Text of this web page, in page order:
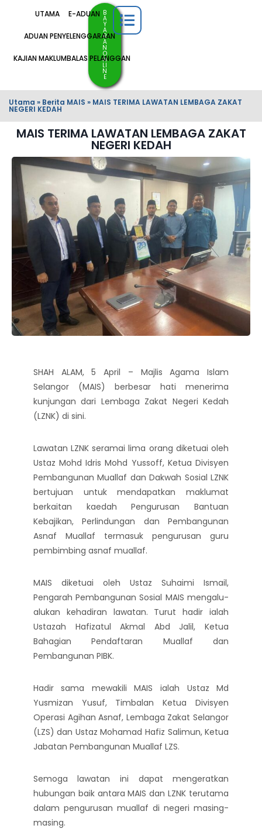
UTAMA E-ADUAN
ADUAN PENYELENGGARAAN
KAJIAN MAKLUMBALAS PELANGGAN
B
A
Y
A
R
A
N
O
N
LI
N
E
Utama » Berita MAIS » MAIS TERIMA LAWATAN LEMBAGA ZAKAT
NEGERI KEDAH
MAIS TERIMA LAWATAN LEMBAGA ZAKAT
NEGERI KEDAH
SHAH ALAM, 5 April – Majlis Agama Islam
Selangor (MAIS) berbesar hati menerima
kunjungan dari Lembaga Zakat Negeri Kedah
(LZNK) di sini.
Lawatan LZNK seramai lima orang diketuai oleh
Ustaz Mohd Idris Mohd Yussoff, Ketua Divisyen
Pembangunan Muallaf dan Dakwah Sosial LZNK
bertujuan untuk mendapatkan maklumat
berkaitan kaedah Pengurusan Bantuan
Kebajikan, Perlindungan dan Pembangunan
Asnaf Muallaf termasuk pengurusan guru
pembimbing asnaf muallaf.
MAIS diketuai oleh Ustaz Suhaimi Ismail,
Pengarah Pembangunan Sosial MAIS mengalu-
alukan kehadiran lawatan. Turut hadir ialah
Ustazah Hafizatul Akmal Abd Jalil, Ketua
Bahagian Pendaftaran Muallaf dan
Pembangunan PIBK.
Hadir sama mewakili MAIS ialah Ustaz Md
Yusmizan Yusuf, Timbalan Ketua Divisyen
Operasi Agihan Asnaf, Lembaga Zakat Selangor
(LZS) dan Ustaz Mohamad Hafiz Salimun, Ketua
Jabatan Pembangunan Muallaf LZS.
Semoga lawatan ini dapat mengeratkan
hubungan baik antara MAIS dan LZNK terutama
dalam pengurusan muallaf di negeri masing-
masing.